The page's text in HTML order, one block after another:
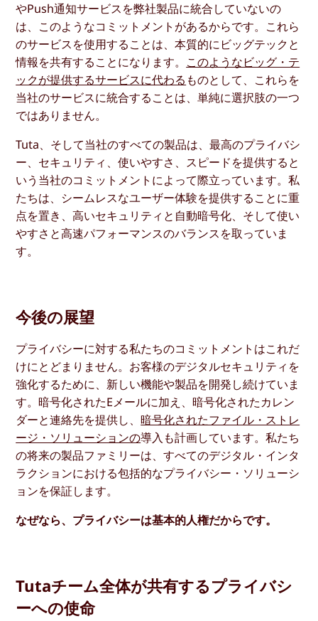
やPush通知サービスを弊社製品に統合していないの
は、このようなコミットメントがあるからです。これら
のサービスを使用することは、本質的にビッグテックと
情報を共有することになります。 このようなビッグ・テ
ックが提供するサービスに代わる ものとして、これらを
当社のサービスに統合することは、単純に選択肢の一つ
ではありません。
Tuta、そして当社のすべての製品は、最高のプライバシ
ー、セキュリティ、使いやすさ、スピードを提供すると
いう当社のコミットメントによって際立っています。私
たちは、シームレスなユーザー体験を提供することに重
点を置き、高いセキュリティと自動暗号化、そして使い
やすさと高速パフォーマンスのバランスを取っていま
す。
今後の展望
プライバシーに対する私たちのコミットメントはこれだ
けにとどまりません。お客様のデジタルセキュリティを
強化するために、新しい機能や製品を開発し続けていま
す。暗号化されたEメールに加え、暗号化されたカレン
ダーと連絡先を提供し、暗号化されたファイル・ストレ
ージ・ソリューションの導入も計画しています。私たち
の将来の製品ファミリーは、すべてのデジタル・インタ
ラクションにおける包括的なプライバシー・ソリューシ
ョンを保証します。
なぜなら、プライバシーは基本的人権だからです。
Tutaチーム全体が共有するプライバシ
ーへの使命